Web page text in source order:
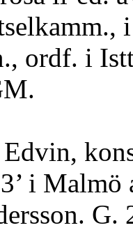
ordf. i
i Malmö